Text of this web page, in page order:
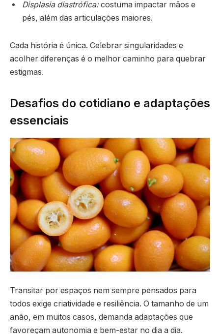
Displasia diastrófica:costuma impactar mãos e
pés, além das articulações maiores.
Cada história é única. Celebrar singularidades e
acolher diferenças é o melhor caminho para quebrar
estigmas.
Desafios do cotidiano e adaptações
essenciais
Transitar por espaços nem sempre pensados para
todos exige criatividade e resiliência. O tamanho de um
anão, em muitos casos, demanda adaptações que
favoreçam autonomia e bem-estar no dia a dia.